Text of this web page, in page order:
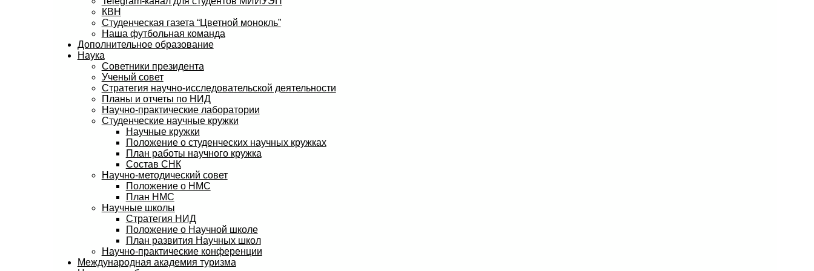
КВН
Студенческая газета “Цветной монокль”
Наша футбольная команда
Дополнительное образование
Наука
Советники президента
Ученый совет
Стратегия научно-исследовательской деятельности
Планы и отчеты по НИД
Научно-практические лаборатории
Студенческие научные кружки
Научные кружки
Положение о студенческих научных кружках
План работы научного кружка
Состав СНК
Научно-методический совет
Положение о НМС
План НМС
Научные школы
Стратегия НИД
Положение о Научной школе
План развития Научных школ
Научно-практические конференции
Международная академия туризма